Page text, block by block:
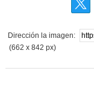
Dirección la imagen:
(662 x 842 px)